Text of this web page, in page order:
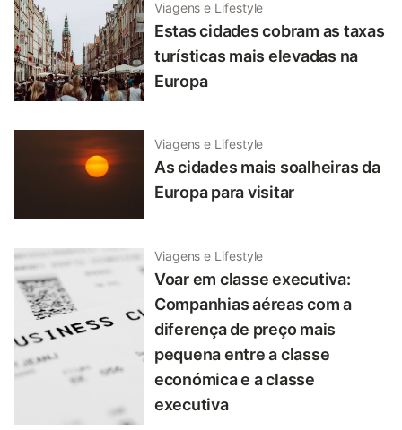
Viagens e Lifestyle
Estas cidades cobram as taxas
turísticas mais elevadas na
Europa
Viagens e Lifestyle
As cidades mais soalheiras da
Europa para visitar
Viagens e Lifestyle
Voar em classe executiva:
Companhias aéreas com a
diferença de preço mais
pequena entre a classe
económica e a classe
executiva